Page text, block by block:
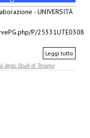
- UNIVERSITÀ
P/25331UTE0308
Leggi tutto
degli Studi di Teramo